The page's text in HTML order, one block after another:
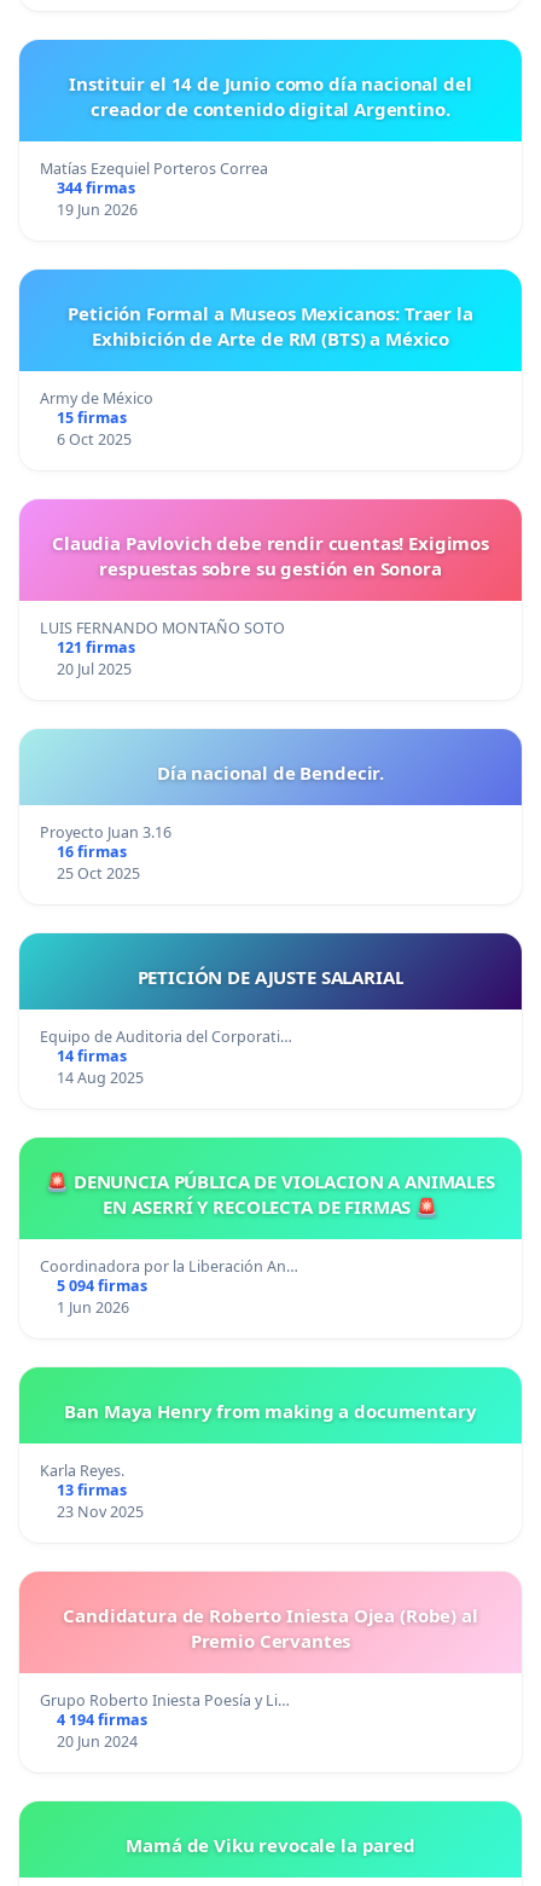
Instituir el 14 de Junio como día nacional del
creador de contenido digital Argentino.
Matías Ezequiel Porteros Correa
344 firmas
19 Jun 2026
Petición Formal a Museos Mexicanos: Traer la
Exhibición de Arte de RM (BTS) a México
Army de México
15 firmas
6 Oct 2025
Claudia Pavlovich debe rendir cuentas! Exigimos
respuestas sobre su gestión en Sonora
LUIS FERNANDO MONTAÑO SOTO
121 firmas
20 Jul 2025
Día nacional de Bendecir.
Proyecto Juan 3.16
16 firmas
25 Oct 2025
PETICIÓN DE AJUSTE SALARIAL
Equipo de Auditoria del Corporati…
14 firmas
14 Aug 2025
🚨 DENUNCIA PÚBLICA DE VIOLACION A ANIMALES
EN ASERRÍ Y RECOLECTA DE FIRMAS 🚨
Coordinadora por la Liberación An…
5 094 firmas
1 Jun 2026
Ban Maya Henry from making a documentary
Karla Reyes.
13 firmas
23 Nov 2025
Candidatura de Roberto Iniesta Ojea (Robe) al
Premio Cervantes
Grupo Roberto Iniesta Poesía y Li…
4 194 firmas
20 Jun 2024
Mamá de Viku revocale la pared